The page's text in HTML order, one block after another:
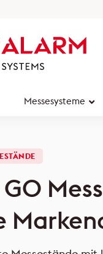
Messesysteme
GO